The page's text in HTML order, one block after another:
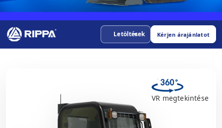
Letöltések Kérjen árajánlatot
VR megtekintése